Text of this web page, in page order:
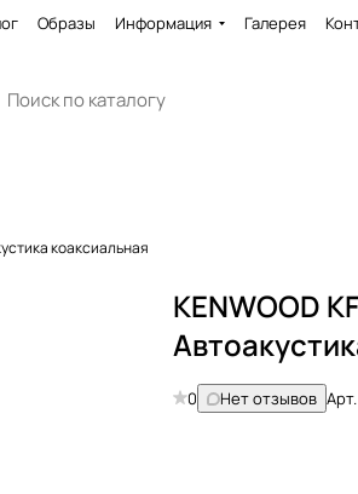
Образы Информация Галерея
коаксиальная
KENWOOD
0 Нет отзывов